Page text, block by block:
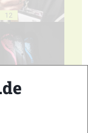
12